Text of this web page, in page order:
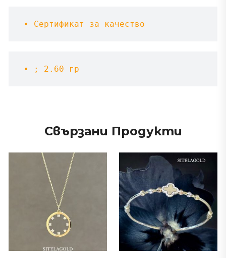
• Сертификат за качество
• ; 2.60 гр
Свързани Продукти